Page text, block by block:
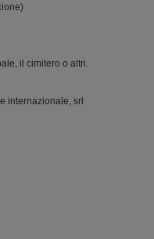
il cimitero o altri.
internazionale, srl